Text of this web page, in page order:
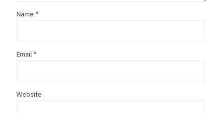
Name *
Email *
Website